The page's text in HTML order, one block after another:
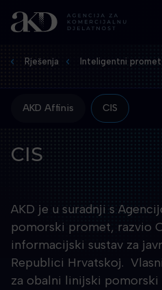
Rješenja Inteligentni promet
AKD Affinis CIS
CIS
AKD je u suradnji s
pomorski promet, razvio
informacijski sustav za
Republici Hrvatskoj.
za obalni linijski pomorski